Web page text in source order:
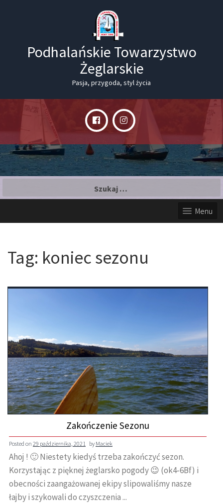
Podhalańskie Towarzystwo
Żeglarskie
Pasja, przygoda, styl życia
Menu
Tag: koniec sezonu
Zakończenie Sezonu
Posted on 29 października, 2021 by Maciek
Ahoj ! 🙂 Niestety kiedyś trzeba zakończyć sezon.
Korzystając z pięknej żeglarsko pogody 😉 (ok4-6Bf) i
obecności zaangażowanej ekipy slipowaliśmy nasze
łajby i szykowali do czyszczenia ...